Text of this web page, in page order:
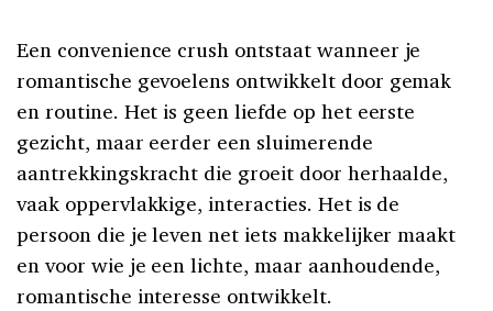
Een convenience crush ontstaat wanneer je
romantische gevoelens ontwikkelt door gemak
en routine. Het is geen liefde op het eerste
gezicht, maar eerder een sluimerende
aantrekkingskracht die groeit door herhaalde,
vaak oppervlakkige, interacties. Het is de
persoon die je leven net iets makkelijker maakt
en voor wie je een lichte, maar aanhoudende,
romantische interesse ontwikkelt.